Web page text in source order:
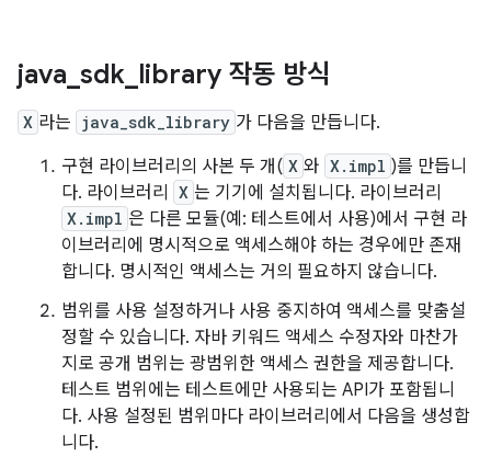
java sdk library 작동 방식
X 라는 java_sdk_library 가 다음을 만듭니다.
구현 라이브러리의 사본 두 개( X 와 X.impl )를 만듭니
다. 라이브러리
X 는 기기에 설치됩니다. 라이브러리
X.impl 은 다른 모듈(예: 테스트에서 사용)에서 구현 라
이브러리에 명시적으로 액세스해야 하는 경우에만 존재
합니다. 명시적인 액세스는 거의 필요하지 않습니다.
범위를 사용 설정하거나 사용 중지하여 액세스를 맞춤설
정할 수 있습니다. 자바 키워드 액세스 수정자와 마찬가
지로 공개 범위는 광범위한 액세스 권한을 제공합니다.
테스트 범위에는 테스트에만 사용되는 API가 포함됩니
다. 사용 설정된 범위마다 라이브러리에서 다음을 생성합
니다.